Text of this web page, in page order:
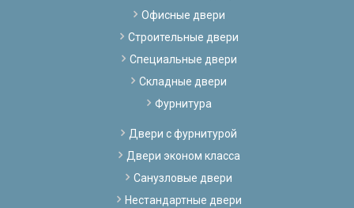
Офисные двери
Строительные двери
Специальные двери
Складные двери
Фурнитура
Двери с фурнитурой
Двери эконом класса
Санузловые двери
Нестандартные двери